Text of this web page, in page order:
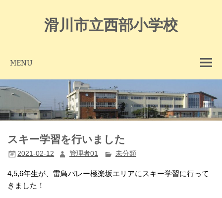
滑川市立西部小学校
MENU
スキー学習を行いました
2021-02-12 管理者01 未分類
4,5,6年生が、雷鳥バレー極楽坂エリアにスキー学習に行って
きました！